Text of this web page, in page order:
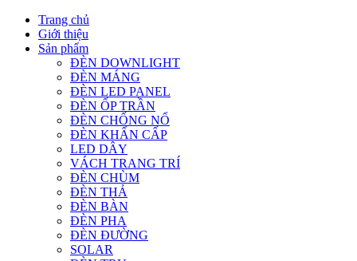
Trang chủ
Giới thiệu
Sản phẩm
ĐÈN DOWNLIGHT
ĐÈN MÁNG
ĐÈN LED PANEL
ĐÈN ỐP TRẦN
ĐÈN CHỐNG NỔ
ĐÈN KHẨN CẤP
LED DÂY
VÁCH TRANG TRÍ
ĐÈN CHÙM
ĐÈN THẢ
ĐÈN BÀN
ĐÈN PHA
ĐÈN ĐƯỜNG
SOLAR